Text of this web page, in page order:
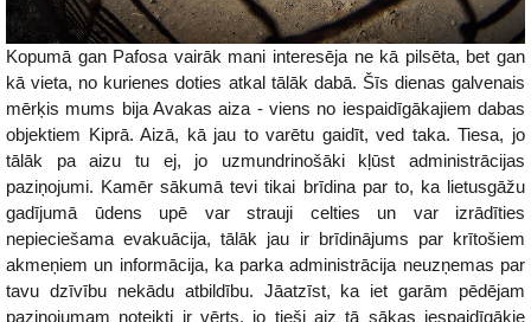
Kopumā gan Pafosa vairāk mani interesēja ne kā pilsēta, bet gan
kā vieta, no kurienes doties atkal tālāk dabā. Šīs dienas galvenais
mērķis mums bija Avakas aiza - viens no iespaidīgākajiem dabas
objektiem Kiprā. Aizā, kā jau to varētu gaidīt, ved taka. Tiesa, jo
tālāk pa aizu tu ej, jo uzmundrinošāki kļūst administrācijas
paziņojumi. Kamēr sākumā tevi tikai brīdina par to, ka lietusgāžu
gadījumā ūdens upē var strauji celties un var izrādīties
nepieciešama evakuācija, tālāk jau ir brīdinājums par krītošiem
akmeņiem un informācija, ka parka administrācija neuzņemas par
tavu dzīvību nekādu atbildību. Jāatzīst, ka iet garām pēdējam
paziņojumam noteikti ir vērts, jo tieši aiz tā sākas iespaidīgākie